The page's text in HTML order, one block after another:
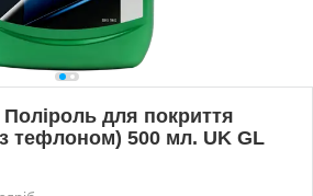
для покриття
тефлоном) 500 мл. UK GL